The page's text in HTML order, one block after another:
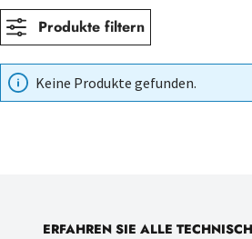
Produkte filtern
Keine Produkte gefunden.
ERFAHREN SIE ALLE